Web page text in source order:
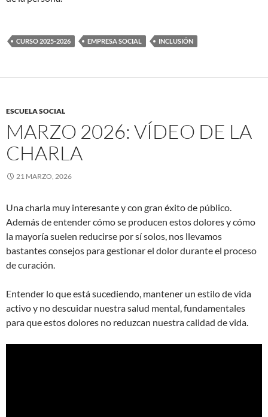
CURSO 2025-2026 EMPRESA SOCIAL INCLUSIÓN
ESCUELA SOCIAL
MARZO 2026: VÍDEO DE LA
CHARLA
21 MARZO, 2026
Una charla muy interesante y con gran éxito de público.
Además de entender cómo se producen estos dolores y cómo
la mayoría suelen reducirse por sí solos, nos llevamos
bastantes consejos para gestionar el dolor durante el proceso
de curación.
Entender lo que está sucediendo, mantener un estilo de vida
activo y no descuidar nuestra salud mental, fundamentales
para que estos dolores no reduzcan nuestra calidad de vida.